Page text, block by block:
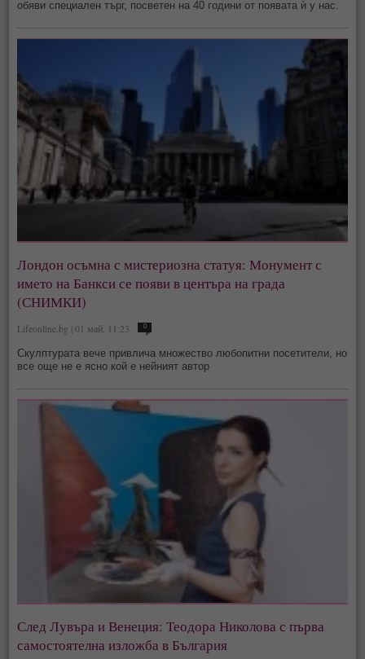
обяви специален търг, посветен на 40 години от появата ѝ у нас.
Лондон осъмна с мистериозна статуя: Монумент с
името на Банкси се появи в центъра на града
(СНИМКИ)
Lifeonline.bg | 01 май, 11:23 0
Скулптурата вече привлича множество любопитни посетители, но
все още не е ясно кой е нейният автор
След Лувъра и Венеция: Теодора Николова с първа
самостоятелна изложба в България